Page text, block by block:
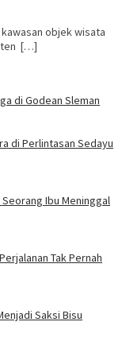
objek wisata
[…]
di Godean Sleman
di Perlintasan Sedayu
Ibu Meninggal
Tak Pernah
Saksi Bisu